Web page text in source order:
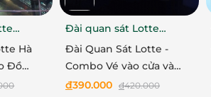
như căn phòng “JJinghua
thành bức nền hoàn hảo cho
hợp hiệu ứng ánh sáng 3D
Hà
Đồ
Đài quan sát Lotte
Center
Đài Quan Sát Lotte -
Combo Vé vào cửa và
Tour thành phố 01 ngày
đ390.000 đ420.000